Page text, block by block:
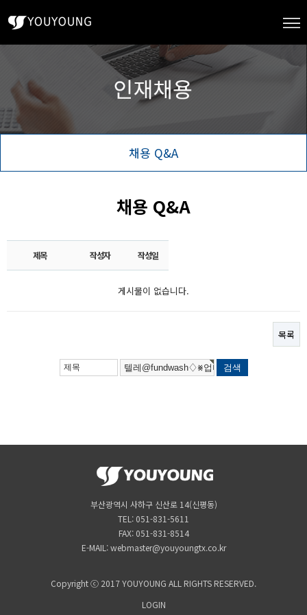
채용 Q&A
채용 Q&A
제목 작성자 작성일
게시물이 없습니다.
목록
부산광역시 사하구 신산로 14(신평동)
TEL: 051-831-5611
FAX: 051-831-8514
E-MAIL: webmaster@youyoungtx.co.kr
Copyright ⓒ 2017 YOUYOUNG ALL RIGHTS RESERVED.
LOGIN